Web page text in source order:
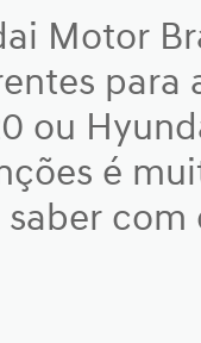
Motor
para
ou
é
com